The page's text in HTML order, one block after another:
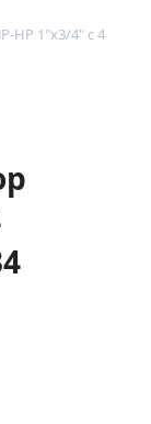
НР 1"х3/4" с 4